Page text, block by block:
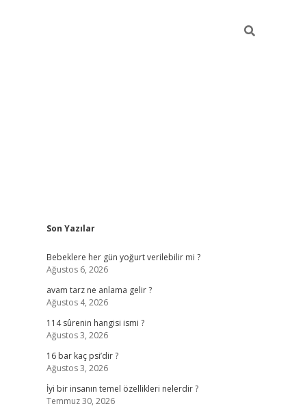
Sidebar
Son Yazılar
Bebeklere her gün yoğurt verilebilir mi ?
Ağustos 6, 2026
avam tarz ne anlama gelir ?
Ağustos 4, 2026
114 sûrenin hangisi ismi ?
Ağustos 3, 2026
16 bar kaç psi’dir ?
Ağustos 3, 2026
İyi bir insanın temel özellikleri nelerdir ?
Temmuz 30, 2026